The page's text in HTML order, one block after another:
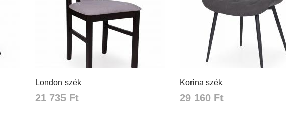
London szék
21 735 Ft
Korina szék
29 160 Ft